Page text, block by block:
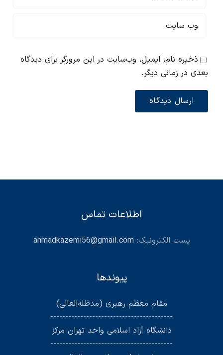
ذخیره نام، ایمیل، وب‌سایت در این مرورگر برای دیدگاه
بعدی در زمانی دیگر.
اطلاعات تماس
پست الکترونیک:ahmadkazemi56@gmail.com
پیوندها
مقام معظم رهبری (مد‌ظله‌العالی)
-----------------------------------------
دانشگاه آزاد اسلامی واحد تهران مرکز
-----------------------------------------